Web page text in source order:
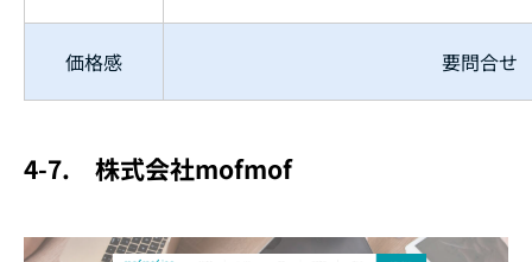
価格感 要問合せ
4-7. 株式会社mofmof